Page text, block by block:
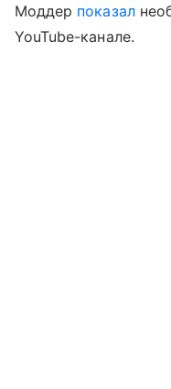
Моддер показал
YouTube-канале.